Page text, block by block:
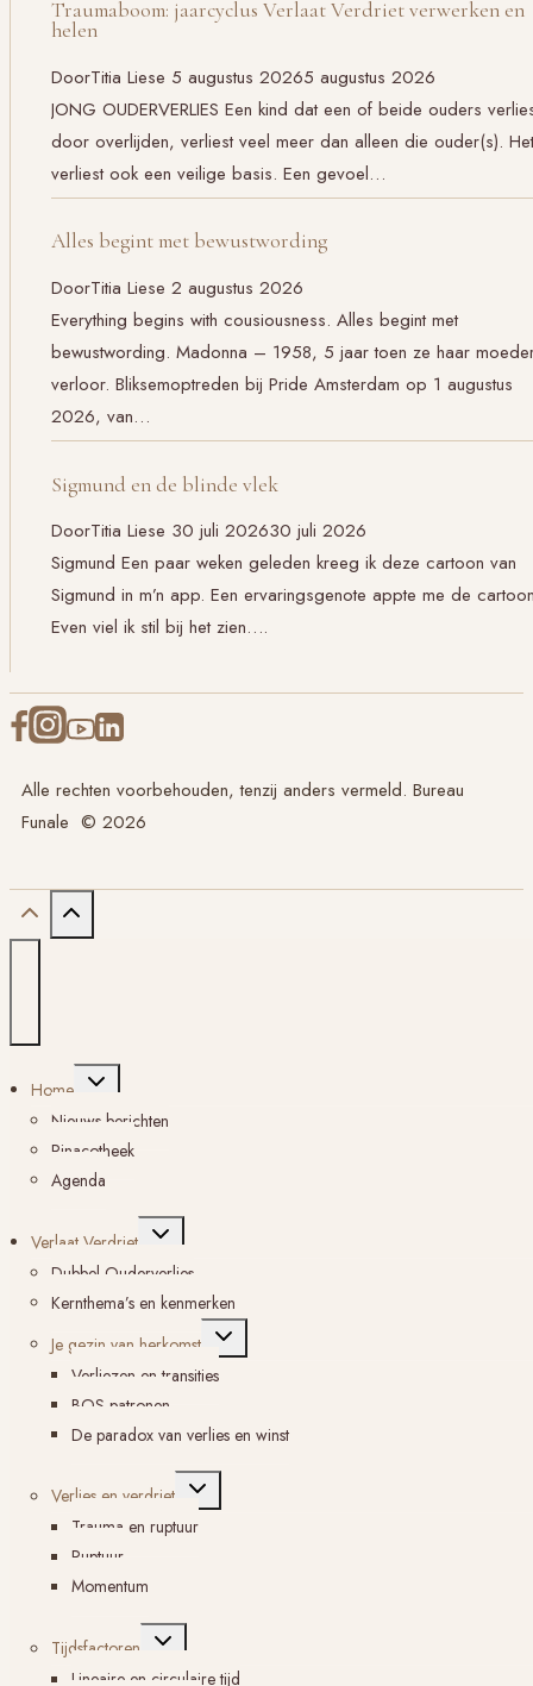
Traumaboom: jaarcyclus Verlaat Verdriet verwerken en
helen
DoorTitia Liese 5 augustus 20265 augustus 2026
JONG OUDERVERLIES Een kind dat een of beide ouders
door overlijden, verliest veel meer dan alleen die ouder(s). Het
verliest ook een veilige basis. Een gevoel…
Alles begint met bewustwording
DoorTitia Liese 2 augustus 2026
Everything begins with cousiousness. Alles begint met
bewustwording. Madonna – 1958, 5 jaar toen ze haar
verloor. Bliksemoptreden bij Pride Amsterdam op 1 augustus
2026, van…
Sigmund en de blinde vlek
DoorTitia Liese 30 juli 202630 juli 2026
Sigmund Een paar weken geleden kreeg ik deze cartoon van
Sigmund in m’n app. Een ervaringsgenote appte me de
Even viel ik stil bij het zien….
Alle rechten voorbehouden, tenzij anders vermeld. Bureau
Funale © 2026
Home
Toggle
submenu
Nieuws berichten
Pinacotheek
Agenda
Verlaat Verdriet
Toggle
submenu
Dubbel Ouderverlies
Kernthema’s en kenmerken
Je gezin van herkomst
Toggle
Verliezen en transities
BOS-patronen
De paradox van verlies en winst
Verlies en verdriet
Toggle
Trauma en ruptuur
Ruptuur
Momentum
Tijdsfactoren
Toggle
submenu
Lineaire en circulaire tijd